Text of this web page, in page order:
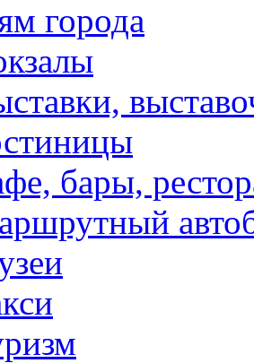
города
бары,